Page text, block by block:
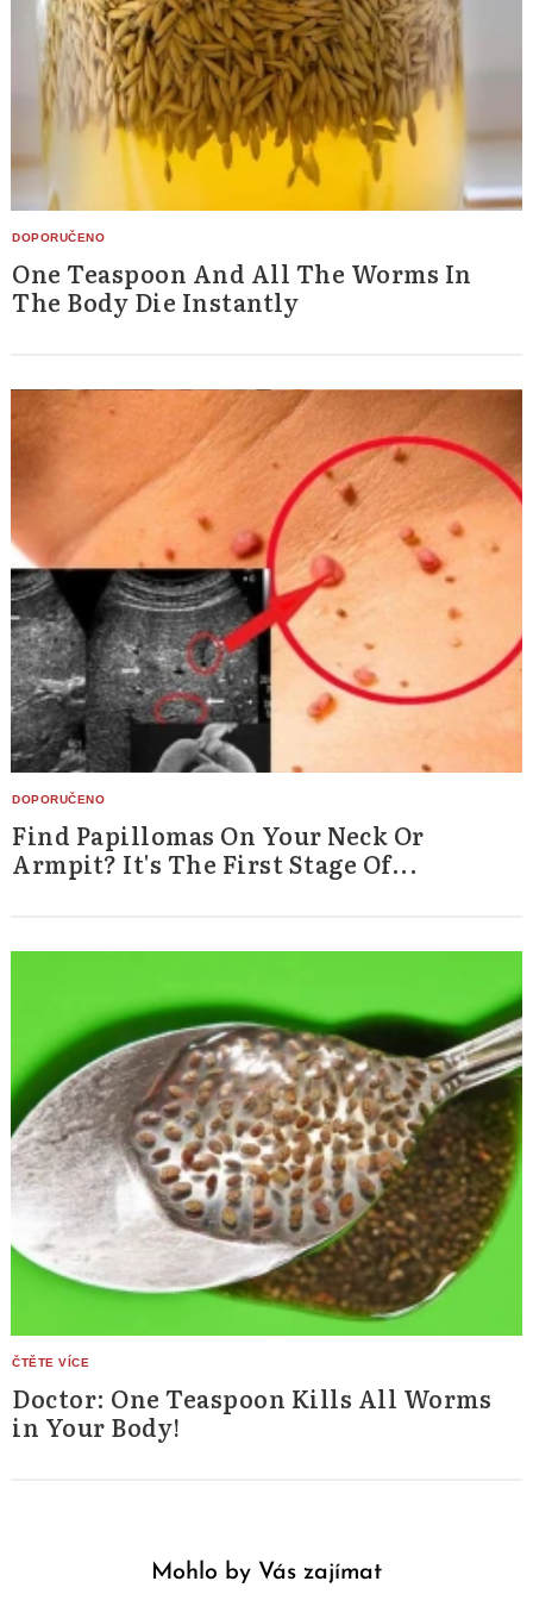
One Teaspoon And All The Worms In
The Body Die Instantly
Find Papillomas On Your Neck Or
Armpit? It's The First Stage Of...
Doctor: One Teaspoon Kills All Worms
in Your Body!
Mohlo by Vás zajímat